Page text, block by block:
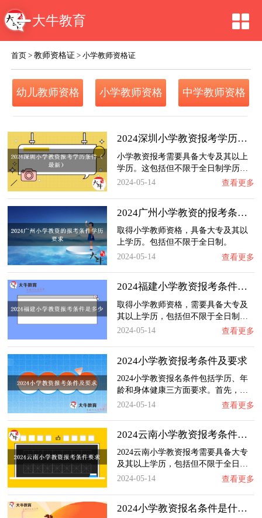
大牛教育
首页 >教师资格证 >小学教师资格证
幼儿教师资格
证
小学教师资格
证
中学教师资格
证
2024深圳小学教资报考学历条件（最新）
小学教资报考需要具备大专及其以上
学历。这包括但不限于全日制学历…
2024-05-14
查看更多
2024广州小学教资的报考条件学历要求
取得小学教师资格，具备大专及其以
上学历。包括但不限于全日制。
2024-05-14
查看更多
2024福建小学教资报考条件是多少
取得小学教师资格，需要具备大专及
其以上学历，包括但不限于全日制…
2024-05-14
查看更多
2024小学教资报考条件及要求
2024小学教资报名条件包括学历、年
龄和身体健康三方面要求。首先，…
2024-05-14
查看更多
2024云南小学教资报考条件要求
2024云南小学教资报考需要具备大专
及其以上学历，包括但不限于全日…
2024-05-14
查看更多
2024小学教资报名条件是什么（百科）